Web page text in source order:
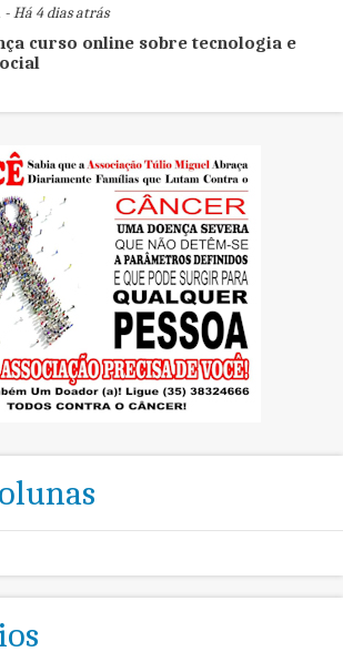
- Há 4 dias atrás
curso online sobre tecnologia e